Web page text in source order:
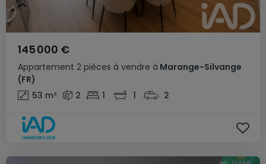
Appartement 2 pièces à vendre à Marange-Silvange
(FR)
145 000 €
53 m² 2 1 1 2